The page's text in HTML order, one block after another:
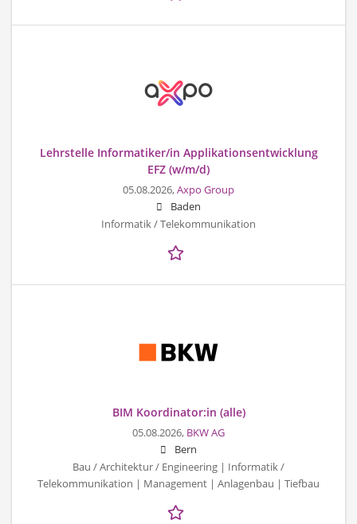
Lehrstelle Informatiker/in Applikationsentwicklung
EFZ (w/m/d)
05.08.2026,Axpo Group
Baden
Informatik / Telekommunikation
BIM Koordinator:in (alle)
05.08.2026, BKW AG
Bern
Bau / Architektur / Engineering | Informatik /
Telekommunikation | Management | Anlagenbau | Tiefbau